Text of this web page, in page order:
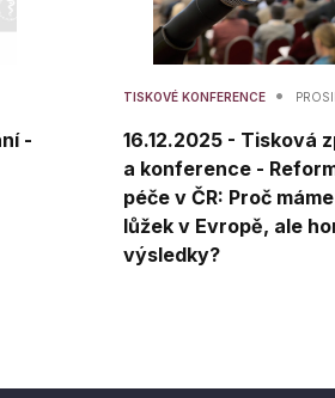
-
TISKOVÉ KONFERENCE •
16.12.2025 - Tisková
a konference -
péče v ČR: Proč
lůžek v Evropě, ale
výsledky?